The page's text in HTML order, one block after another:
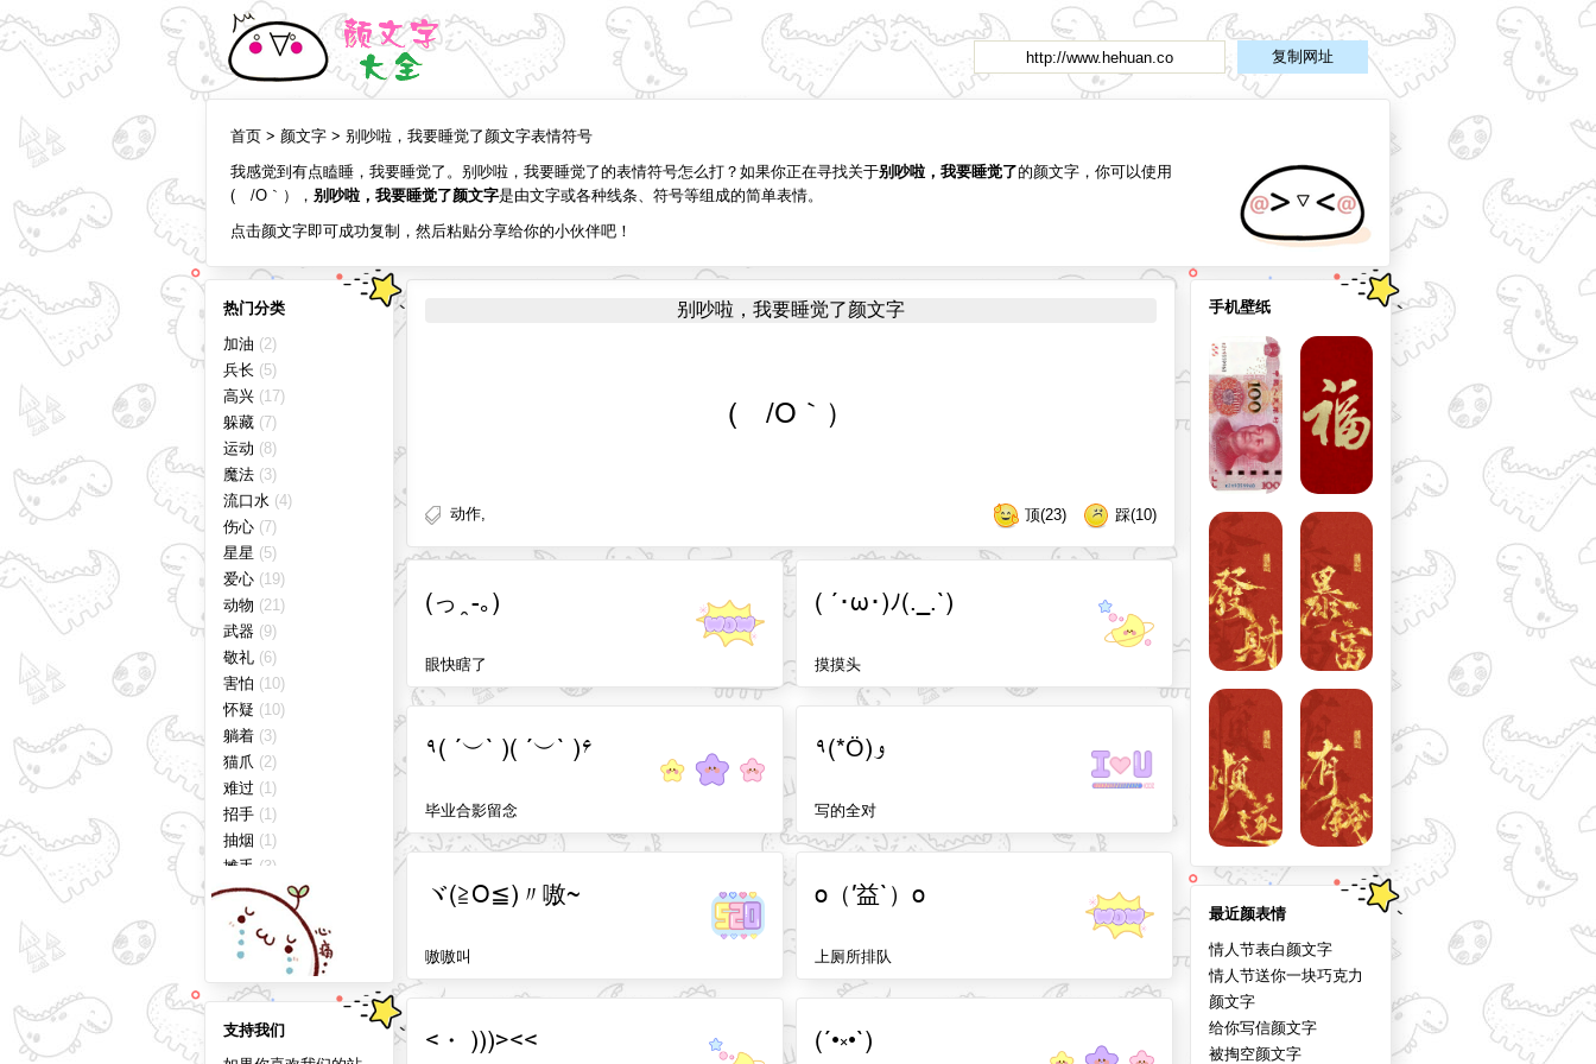
http://www.hehuan.co 复制网址
首页 > 颜文字 > 别吵啦，我要睡觉了颜文字表情符号
我感觉到有点瞌睡，我要睡觉了。别吵啦，我要睡觉了的表情符号怎么打？如果你正在寻找关于别吵啦，我要睡觉了的颜文字，你可以使用
( /O｀）
， 别吵啦，我要睡觉了颜文字是由文字或各种线条、符号等组成的简单表情。
点击颜文字即可成功复制，然后粘贴分享给你的小伙伴吧！
热门分类
加油 (2)
兵长 (5)
高兴 (17)
躲藏 (7)
运动 (8)
魔法 (3)
流口水 (4)
伤心 (7)
星星 (5)
爱心 (19)
动物 (21)
武器 (9)
敬礼 (6)
害怕 (10)
怀疑 (10)
躺着 (3)
猫爪 (2)
难过 (1)
招手 (1)
抽烟 (1)
摊手 (3)
朋友(3)
跳舞(2)
倒躺
(5)
害羞(4)
流眼泪(9)
支持我们
别吵啦，我要睡觉了颜文字
( /O｀）
动作, 顶(23) 踩(10)
(っ ̯ -｡)
眼快瞎了
( ´･ω･)ﾉ(._.`)
摸摸头
٩( ´︶` )( ´︶` )۶
毕业合影留念
٩(*Ӧ)و
写的全对
ヾ(≧O≦)〃嗷~
嗷嗷叫
o（′益`）o
上厕所排队
<・ )))><< (´•༝•`)
手机壁纸
最近颜表情
情人节表白颜文字
情人节送你一块巧克力
颜文字
给你写信颜文字
被掏空颜文字